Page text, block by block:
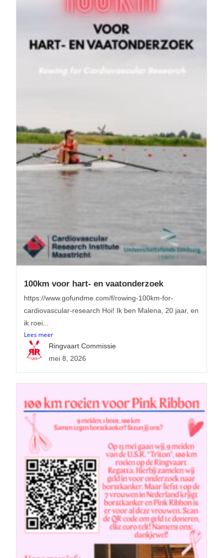
100km voor hart- en vaatonderzoek
https://www.gofundme.com/f/rowing-100km-for-
cardiovascular-research Hoi! Ik ben Malena, 20 jaar, en
ik roei...
Lees meer
Ringvaart Commissie
mei 8, 2026